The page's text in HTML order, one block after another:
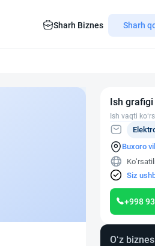
Sharh Biznes Sharh
Ish grafigi
Ish vaqti
Buxoro
shoh
Siz
+998
O‘z